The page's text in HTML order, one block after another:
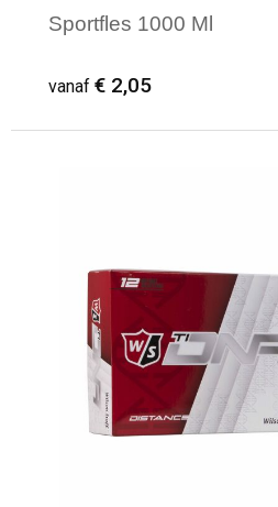
Sportfles 1000 Ml
vanaf € 2,05